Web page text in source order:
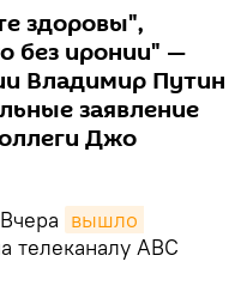
здоровы",
без иронии" —
Владимир Путин
заявление
Джо
Вчера вышло
телеканалу ABC